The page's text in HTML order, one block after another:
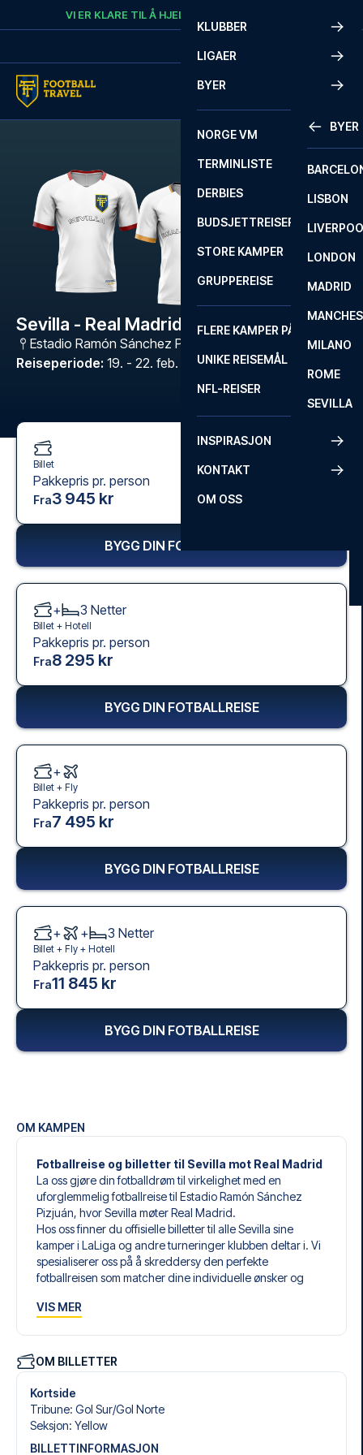
Skip to contentVI ER KLARE TIL Å HJELPE
KLUBBER
LIGAER
BYER
BYER
LISBON
LONDON
MADRID
MILANO
ROME
SEVILLA
NORGE VM
TERMINLISTE
DERBIES
BUDSJETTREISER
STORE KAMPER
GRUPPEREISE
FLERE KAMPER PÅ ÉN REISE
UNIKE REISEMÅL
NFL-REISER
INSPIRASJON
KONTAKT
OM OSS
Sevilla - Real Madrid
Estadio Ramón Sánchez Pizjuán
Reiseperiode: 19. - 22. feb. 2027
OM KAMPEN
Fotballreise og billetter til Sevilla mot Real Madrid
La oss gjøre din fotballdrøm til virkelighet med en
uforglemmelig fotballreise til Estadio Ramón Sánchez
Pizjuán, hvor Sevilla møter Real Madrid.
Hos oss finner du offisielle billetter til alle Sevilla sine
kamper i LaLiga og andre turneringer klubben deltar i. Vi
spesialiserer oss på å skreddersy den perfekte
fotballreisen som matcher dine individuelle ønsker og
Våre skreddersydde fotballreiser til Sevilla er laget for å gi
blant et bredt utvalg av fotballbilletter, nøye utvalgte
hoteller for enhver smak og budsjett, samt fleksible fly som
passer deg best.
Når du velger billettype, kan du se hvilken seksjon du skal
sitte i, og hva billetten inkluderer – spesielt hvis det er en
VIS MER
OM BILLETTER
Kortside
Tribune: Gol Sur/​Gol Norte
Seksjon: Yellow
BILLETTINFORMASJON
Billet
Pakkepris pr. person
Fra3 945 kr
BYGG DIN FOTBALLREISE
+ 3 Netter
Billet + Hotell
Pakkepris pr. person
Fra8 295 kr
BYGG DIN FOTBALLREISE
+
Billet + Fly
Pakkepris pr. person
Fra7 495 kr
BYGG DIN FOTBALLREISE
+ + 3 Netter
Billet + Fly + Hotell
Pakkepris pr. person
Fra11 845 kr
BYGG DIN FOTBALLREISE